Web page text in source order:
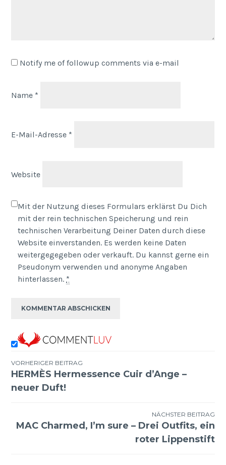
Notify me of followup comments via e-mail
Name *
E-Mail-Adresse *
Website
Mit der Nutzung dieses Formulars erklärst Du Dich
mit der rein technischen Speicherung und rein
technischen Verarbeitung Deiner Daten durch diese
Website einverstanden. Es werden keine Daten
weitergegegeben oder verkauft. Du kannst gerne ein
Pseudonym verwenden und anonyme Angaben
hinterlassen. *
Beitragsnavigation
VORHERIGER BEITRAG
HERMÈS Hermessence Cuir d’Ange –
neuer Duft!
NÄCHSTER BEITRAG
MAC Charmed, I’m sure – Drei Outfits, ein
roter Lippenstift